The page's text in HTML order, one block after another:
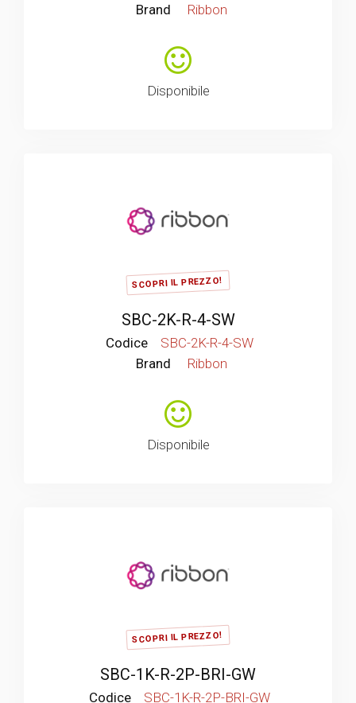
Brand
Ribbon
Disponibile
SCOPRI IL PREZZO!
SBC-2K-R-4-SW
Codice
SBC-2K-R-4-SW
Brand
Ribbon
Disponibile
SCOPRI IL PREZZO!
SBC-1K-R-2P-BRI-GW
Codice
SBC-1K-R-2P-BRI-GW